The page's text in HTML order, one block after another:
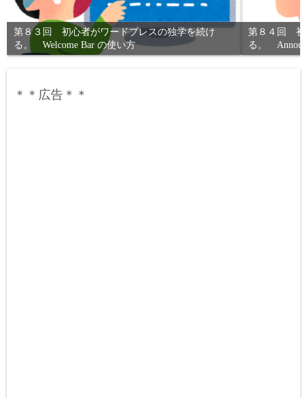
第８３回 初心者がワードプレスの独学を続け
る。 Welcome Bar の使い方
第８４回 初
る。
＊＊広告＊＊